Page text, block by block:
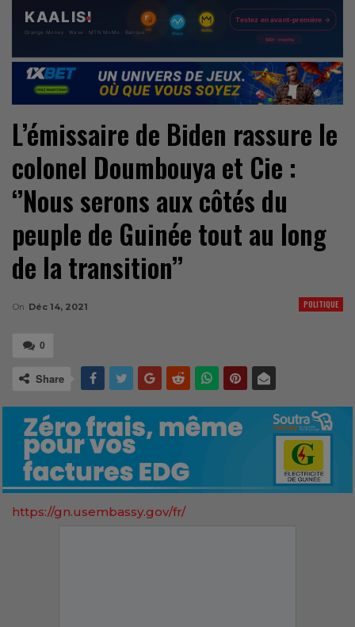
L’émissaire de Biden rassure le
colonel Doumbouya et Cie :
‘’Nous serons aux côtés du
peuple de Guinée tout au long
de la transition’’
POLITIQUE
On Déc 14, 2021
0
Share
https://gn.usembassy.gov/fr/